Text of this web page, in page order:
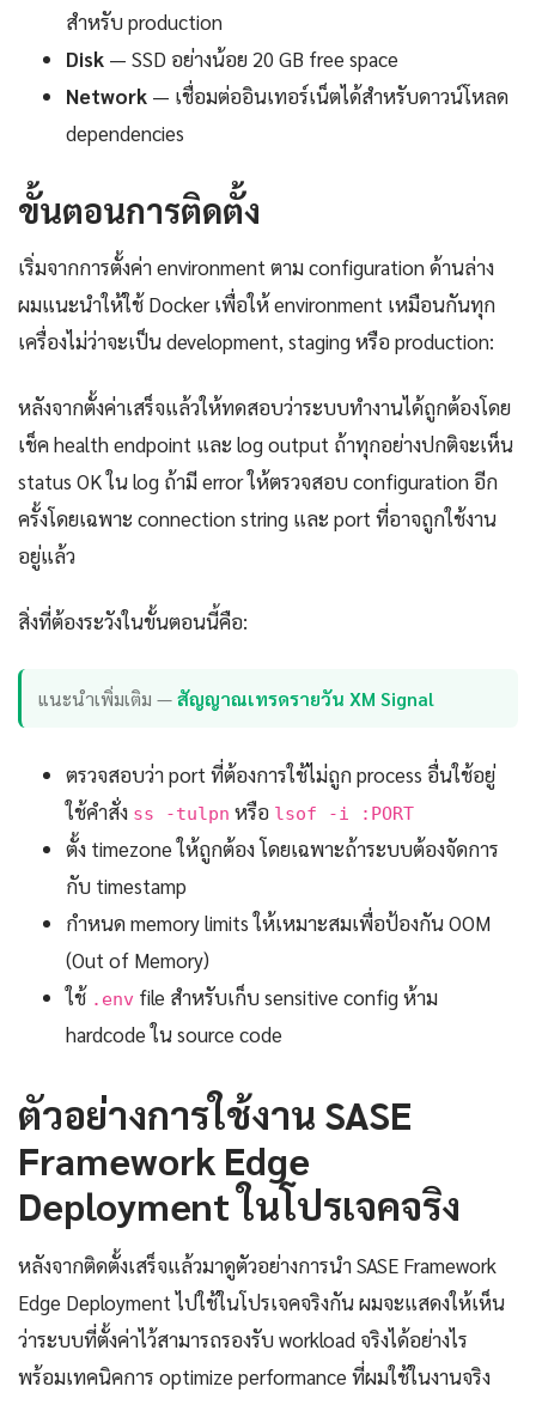
สำหรับ production
Disk — SSD อย่างน้อย 20 GB free space
Network — เชื่อมต่ออินเทอร์เน็ตได้สำหรับดาวน์โหลด
dependencies
ขั้นตอนการติดตั้ง
เริ่มจากการตั้งค่า environment ตาม configuration ด้านล่าง
ผมแนะนำให้ใช้ Docker เพื่อให้ environment เหมือนกันทุก
เครื่องไม่ว่าจะเป็น development, staging หรือ production:
หลังจากตั้งค่าเสร็จแล้วให้ทดสอบว่าระบบทำงานได้ถูกต้องโดย
เช็ค health endpoint และ log output ถ้าทุกอย่างปกติจะเห็น
status OK ใน log ถ้ามี error ให้ตรวจสอบ configuration อีก
ครั้งโดยเฉพาะ connection string และ port ที่อาจถูกใช้งาน
อยู่แล้ว
สิ่งที่ต้องระวังในขั้นตอนนี้คือ:
แนะนำเพิ่มเติม —สัญญาณเทรดรายวัน XM Signal
ตรวจสอบว่า port ที่ต้องการใช้ไม่ถูก process อื่นใช้อยู่
ใช้คำสั่ง ss -tulpn หรือ lsof -i :PORT
ตั้ง timezone ให้ถูกต้อง โดยเฉพาะถ้าระบบต้องจัดการ
กับ timestamp
กำหนด memory limits ให้เหมาะสมเพื่อป้องกัน OOM
(Out of Memory)
ใช้ .env file สำหรับเก็บ sensitive config ห้าม
hardcode ใน source code
ตัวอย่างการใช้งาน SASE
Framework Edge
Deployment ในโปรเจคจริง
หลังจากติดตั้งเสร็จแล้วมาดูตัวอย่างการนำ SASE Framework
Edge Deployment ไปใช้ในโปรเจคจริงกัน ผมจะแสดงให้เห็น
ว่าระบบที่ตั้งค่าไว้สามารถรองรับ workload จริงได้อย่างไร
พร้อมเทคนิคการ optimize performance ที่ผมใช้ในงานจริง